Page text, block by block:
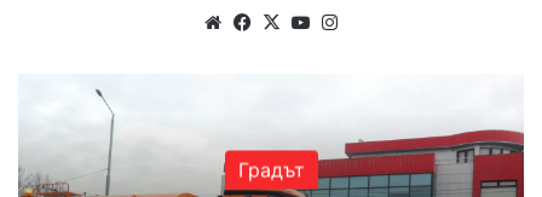
WebsiteFacebook
X YouTube
Градът